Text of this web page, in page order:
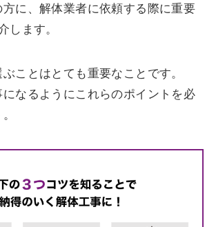
に、解体業者に依頼する際に重要
します。
ことはとても重要なことです。
なるようにこれらのポイントを必